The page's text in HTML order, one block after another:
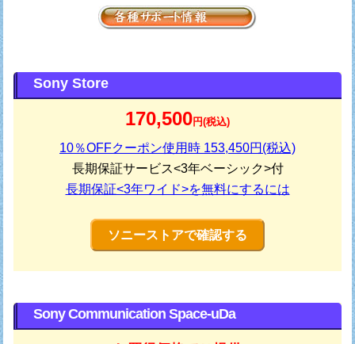
Sony Store
170,500円(税込)
10％OFFクーポン使用時 153,450円(税込)
長期保証サービス<3年ベーシック>付
長期保証<3年ワイド>を無料にするには
ソニーストアで確認する
Sony Communication Space-uDa